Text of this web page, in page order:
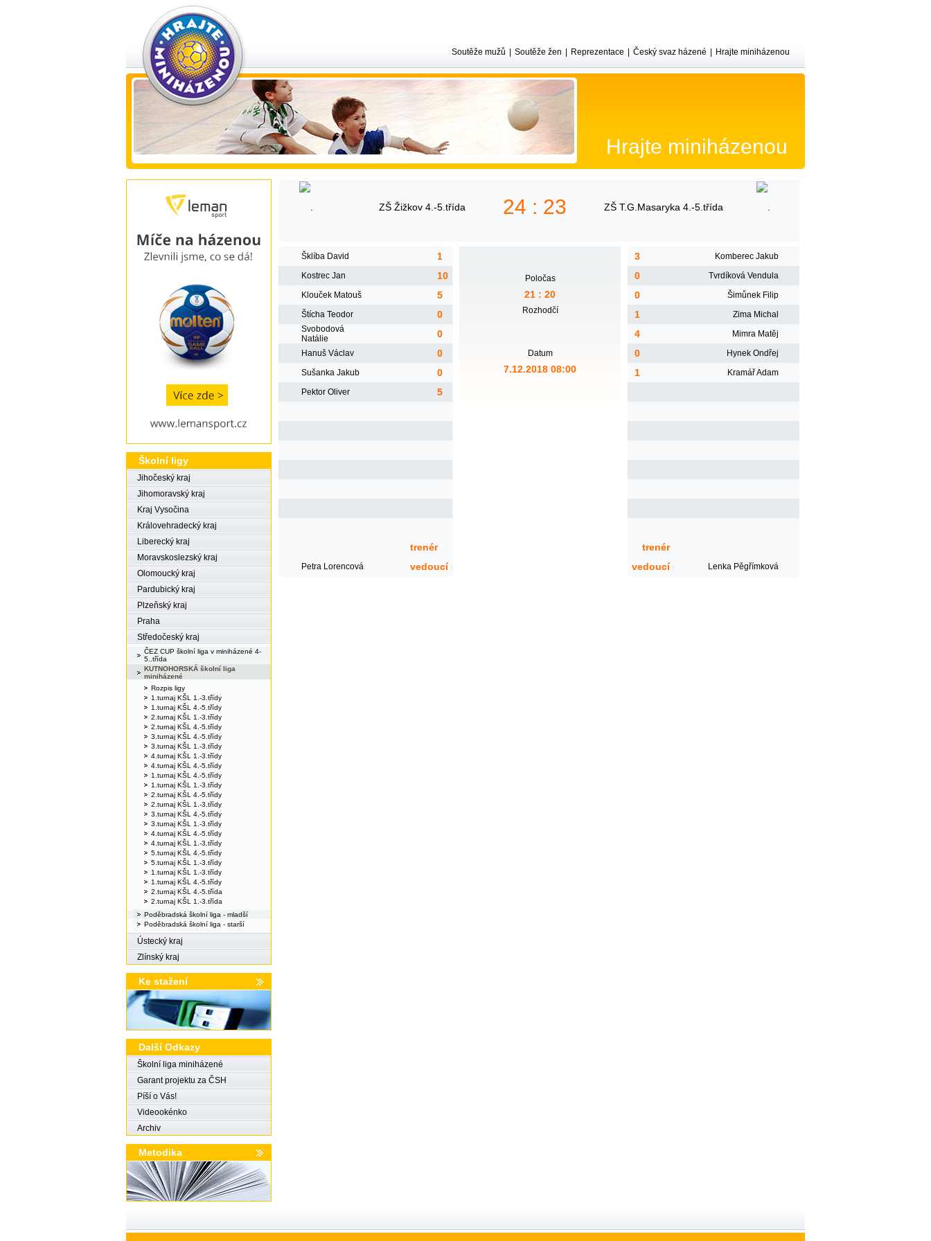
Hrajte miniházenou
Soutěže mužů Soutěže žen Reprezentace Český svaz házené Hrajte miniházenou
Školní ligy
Jihočeský kraj
Jihomoravský kraj
Kraj Vysočina
Královehradecký kraj
Liberecký kraj
Moravskoslezský kraj
Olomoucký kraj
Pardubický kraj
Plzeňský kraj
Praha
Středočeský kraj
ČEZ CUP školní liga v miniházené 4-
5..třída
KUTNOHORSKÁ školní liga
miniházené
Rozpis ligy
1.turnaj KŠL 1.-3.třídy
1.turnaj KŠL 4.-5.třídy
2.turnaj KŠL 1.-3.třídy
2.turnaj KŠL 4.-5.třídy
3.turnaj KŠL 4.-5.třídy
3.turnaj KŠL 1.-3.třídy
4.turnaj KŠL 1.-3.třídy
4.turnaj KŠL 4.-5.třídy
1.turnaj KŠL 4.-5.třídy
1.turnaj KŠL 1.-3.třídy
2.turnaj KŠL 4.-5.třídy
2.turnaj KŠL 1.-3.třídy
3.turnaj KŠL 4.-5.třídy
3.turnaj KŠL 1.-3.třídy
4.turnaj KŠL 4.-5.třídy
4.turnaj KŠL 1.-3.třídy
5.turnaj KŠL 4.-5.třídy
5.turnaj KŠL 1.-3.třídy
1.turnaj KŠL 1.-3.třídy
1.turnaj KŠL 4.-5.třídy
2.turnaj KŠL 4.-5.třída
2.turnaj KŠL 1.-3.třída
Poděbradská školní liga - mladší
Poděbradská školní liga - starší
Ústecký kraj
Zlínský kraj
Ke stažení
Další Odkazy
Školní liga miniházené
Garant projektu za ČSH
Píší o Vás!
Videookénko
Archiv
Metodika
ZŠ Žižkov 4.-5.třída 24 : 23 ZŠ T.G.Masaryka 4.-5.třída
Šklíba David 1
Kostrec Jan 10
Klouček Matouš 5
Štícha Teodor 0
Svobodová
Natálie
0
Hanuš Václav 0
Sušanka Jakub 0
Pektor Oliver 5
trenér
Petra Lorencová vedoucí
Poločas
21 : 20
Rozhodčí
Datum
7.12.2018 08:00
3 Komberec Jakub
0 Tvrdíková Vendula
0 Šimůnek Filip
1 Zima Michal
4 Mimra Matěj
0 Hynek Ondřej
1 Kramář Adam
trenér
vedoucí
Lenka Pěgřímková